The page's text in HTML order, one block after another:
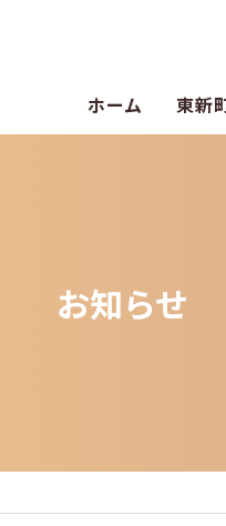
ホーム 東新
お知らせ